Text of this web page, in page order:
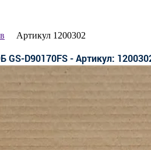
Артикул 1200302